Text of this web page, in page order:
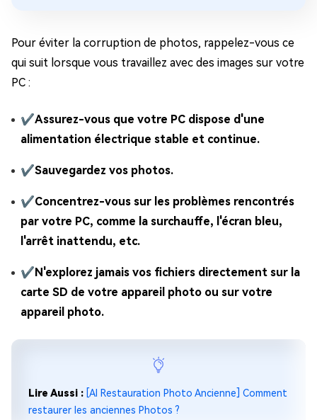
Pour éviter la corruption de photos, rappelez-vous ce
qui suit lorsque vous travaillez avec des images sur votre
PC :
✔Assurez-vous que votre PC dispose d'une
alimentation électrique stable et continue.
✔Sauvegardez vos photos.
✔Concentrez-vous sur les problèmes rencontrés
par votre PC, comme la surchauffe, l'écran bleu,
l'arrêt inattendu, etc.
✔ N'explorez jamais vos fichiers directement sur la
carte SD de votre appareil photo ou sur votre
appareil photo.
Lire Aussi : [AI Restauration Photo Ancienne] Comment
restaurer les anciennes Photos ?